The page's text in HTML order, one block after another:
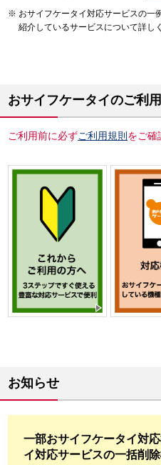
おサイフケータイ対応サービスの一
紹介しているサービスについて詳し
おサイフケータイのご利
ご利用前に必ずご利用規則 をご確
お知らせ
一部おサイフケータイ対
イ対応サービスの一括削